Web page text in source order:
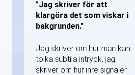
"Jag skriver för att
klargöra det som viskar i
bakgrunden."
Jag skriver om hur man kan
tolka subtila intryck, jag
skriver om hur inre signaler